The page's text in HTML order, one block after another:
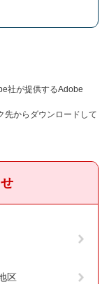
社が提供するAdobe
先からダウンロードして
区